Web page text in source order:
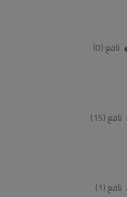
نافع (0
)
نافع (15
)
نافع (1
)